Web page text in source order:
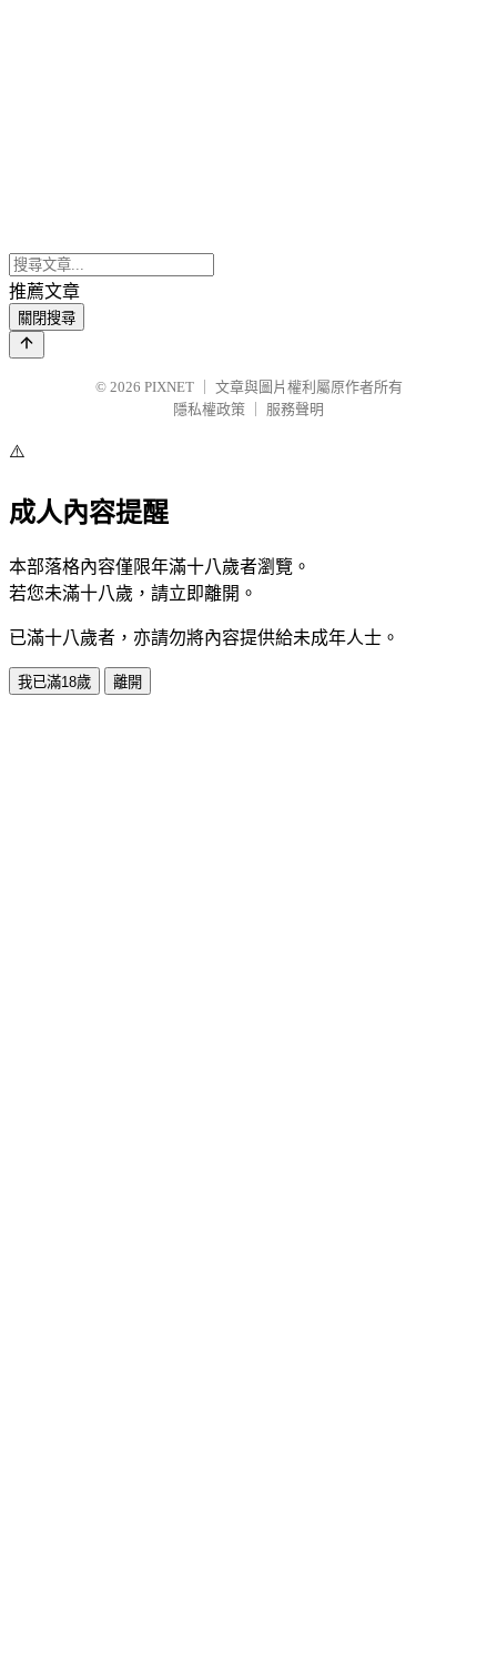
推薦文章
關閉搜尋
© 2026 PIXNET
文章與圖片權利屬原作者所有
隱私權政策
服務聲明
⚠️
成人內容提醒
本部落格內容僅限年滿十八歲者瀏覽。
若您未滿十八歲，請立即離開。
已滿十八歲者，亦請勿將內容提供給未成年人士。
我已滿18歲 離開